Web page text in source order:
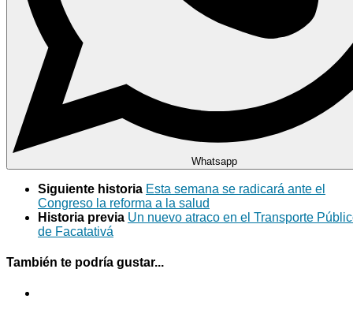
Whatsapp
Siguiente historia Esta semana se radicará ante el
Congreso la reforma a la salud
Historia previa Un nuevo atraco en el Transporte
de Facatativá
También te podría gustar...